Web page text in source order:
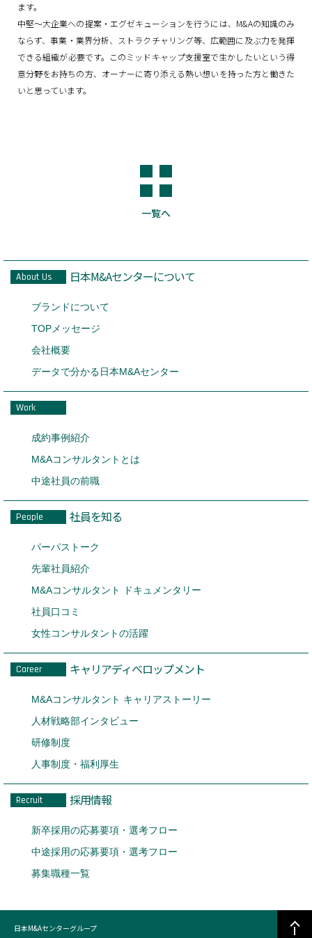
ます。
中堅～大企業への提案・エグゼキューションを行うには、M&Aの知識のみ
ならず、事業・業界分析、ストラクチャリング等、広範囲に及ぶ力を発揮
できる組織が必要です。このミッドキャップ支援室で生かしたいという得
意分野をお持ちの方、オーナーに寄り添える熱い想いを持った方と働きた
いと思っています。
一覧へ
About Us 日本M&Aセンターについて
ブランドについて
TOPメッセージ
会社概要
データで分かる日本M&Aセンター
Work
成約事例紹介
M&Aコンサルタントとは
中途社員の前職
People 社員を知る
パーパストーク
先輩社員紹介
M&Aコンサルタント ドキュメンタリー
社員口コミ
女性コンサルタントの活躍
Career キャリアディベロップメント
M&Aコンサルタント キャリアストーリー
人材戦略部インタビュー
研修制度
人事制度・福利厚生
Recruit 採用情報
新卒採用の応募要項・選考フロー
中途採用の応募要項・選考フロー
募集職種一覧
日本M&Aセンターグループ